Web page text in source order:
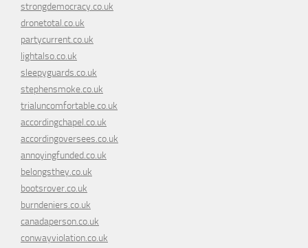
strongdemocracy.co.uk
dronetotal.co.uk
partycurrent.co.uk
lightalso.co.uk
sleepyguards.co.uk
stephensmoke.co.uk
trialuncomfortable.co.uk
accordingchapel.co.uk
accordingoversees.co.uk
annoyingfunded.co.uk
belongsthey.co.uk
bootsrover.co.uk
burndeniers.co.uk
canadaperson.co.uk
conwayviolation.co.uk